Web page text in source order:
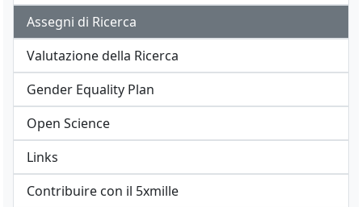
Assegni di Ricerca
Valutazione della Ricerca
Gender Equality Plan
Open Science
Links
Contribuire con il 5xmille